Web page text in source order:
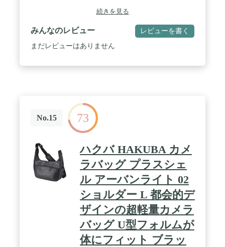
で、大容量な収納スペースが必要とされるフォトグ
ラファーにおススメです！ ✅【移動に適したカメラ
バッグ】背面からも、上もアクセスできるカメラ収
納ケース。カメラバッグ以外にも仕事や街歩きなど
趣味を兼ね備えたバッグとして多目的に活用するこ
ーを手軽に取り出すことが出来ます。 / ✅【スタイ
リッシュ】デザインはシンプルで傷つきにくい、衝
撃にも強い素材を使用しているため、多機能なコス
トパフォーマンスに優れているリュックです。あな
たの大切なカメラ、アクセサリーを保護してくれま
す。 ✅【背面ベルト】背中側にもベルトがついてい
るので、スーツケース等に取り付け可能で旅行の際
に大変便利です。 / ✅【多機能リュック】PCスペー
スやアクセサリー収納に便利なポケットありで、中
は自由に区切ることのできる仕切り付きになってい
ます。視認性もいいメッシュのカバーもついている
ので目的や用途に合わせて使用できます。サイドに
はペットボトルなどが収納可能なポケット有。
✅【レインカバー付き】付属品として撥水素材のレ
インカバーがついているので、大切な機材やアクセ
サリーを保護します。 / 【仕様】外寸:高さ50cmx横
続きを見る
みんなのレビュー レビューを書く
まだレビューはありません
No.15 73
ハクバ HAKUBA カメ
ラバッグ プラスシェ
ル アーバンライト 02
ショルダー L 都会的デ
ザインの超軽量カメラ
バッグ U型フォルムが
体にフィット ブラッ